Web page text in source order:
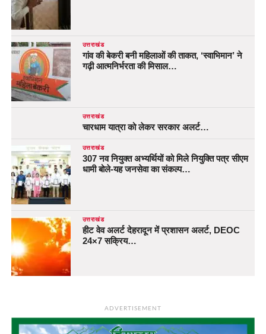
उत्तराखंड
गांव की बेकरी बनी महिलाओं की ताकत, ‘स्वाभिमान’ ने
गढ़ी आत्मनिर्भरता की मिसाल…
उत्तराखंड
चारधाम यात्रा को लेकर सरकार अलर्ट…
उत्तराखंड
307 नव नियुक्त अभ्यर्थियों को मिले नियुक्ति पत्र सीएम
धामी बोले-यह जनसेवा का संकल्प…
उत्तराखंड
हीट वेव अलर्ट देहरादून में प्रशासन अलर्ट, DEOC
24×7 सक्रिय…
ADVERTISEMENT